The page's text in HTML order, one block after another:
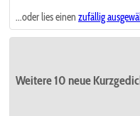
...oder lies einen zufällig
Weitere 10 neue